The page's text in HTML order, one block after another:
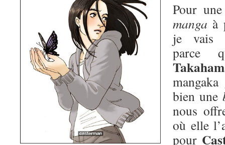
Pour
manga à
je vais
mangaka
bien une
nous
où elle
pour